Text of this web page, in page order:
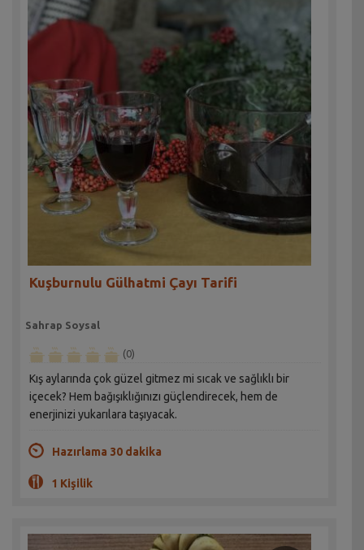
Kuşburnulu Gülhatmi Çayı Tarifi
Sahrap Soysal
(0)
Kış aylarında çok güzel gitmez mi sıcak ve sağlıklı bir
içecek? Hem bağışıklığınızı güçlendirecek, hem de
enerjinizi yukarılara taşıyacak.
Hazırlama 30 dakika
1 Kişilik